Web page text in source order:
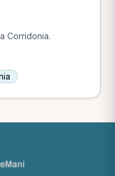
Corridonia.